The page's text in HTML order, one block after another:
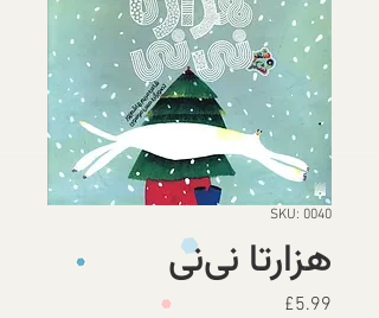
SKU: 0040
هزارتا نی‌نی
£5.99